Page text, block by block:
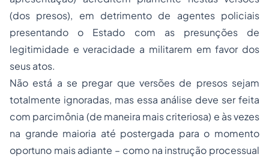
(dos presos), em detrimento de agentes policiais
presentando o Estado com as presunções de
legitimidade e veracidade a militarem em favor dos
seus atos.
Não está a se pregar que versões de presos sejam
totalmente ignoradas, mas essa análise deve ser feita
com parcimônia (de maneira mais criteriosa) e às vezes
na grande maioria até postergada para o momento
oportuno mais adiante – como na instrução processual